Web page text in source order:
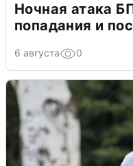
Ночная атака
попадания и
6 августа 0